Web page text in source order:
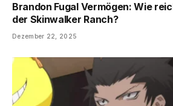
Brandon Fugal Vermögen: Wie
der Skinwalker Ranch?
Dezember 22, 2025